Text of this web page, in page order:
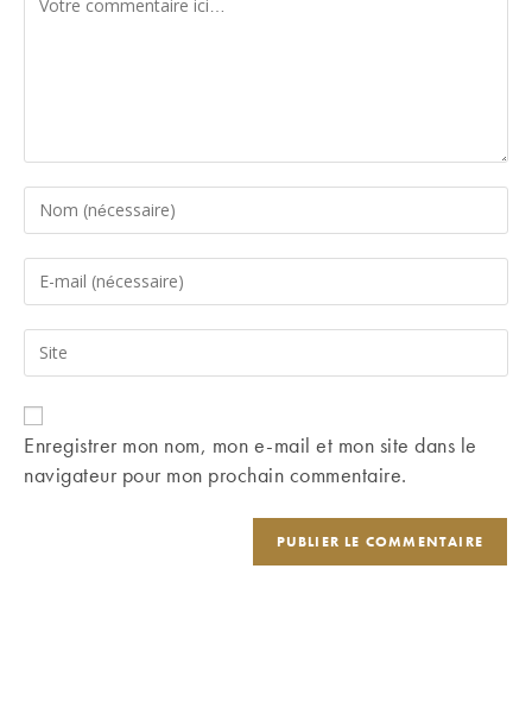
Enter
your
name
comment
Enter
your
email
address
comment
Saisir
l’URL
de
votre
(facultatif)
Enregistrer mon nom, mon e-mail et mon site dans le
navigateur pour mon prochain commentaire.